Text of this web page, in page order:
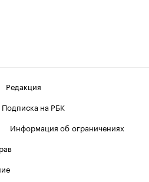
Редакция
Подписка на РБК
Информация об ограничениях